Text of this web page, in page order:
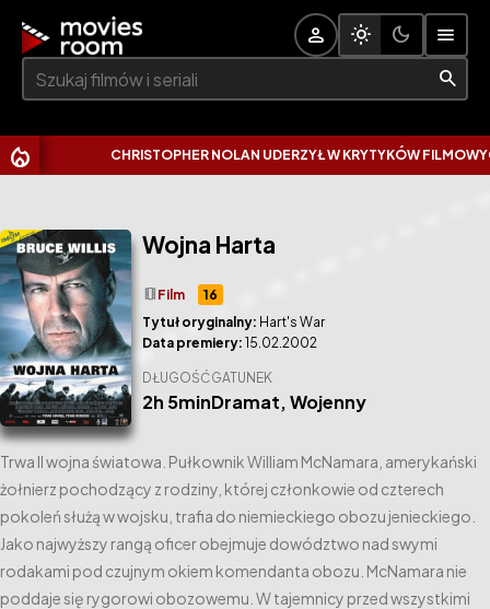
Szukaj:
CHRISTOPHER NOLAN UDERZYŁ W KRYTYKÓW FILMOWYCH.
Wojna Harta
16
theaters Film
Tytuł oryginalny: Hart's War
Data premiery: 15.02.2002
Trwa II wojna światowa. Pułkownik William McNamara, amerykański
żołnierz pochodzący z rodziny, której członkowie od czterech
pokoleń służą w wojsku, trafia do niemieckiego obozu jenieckiego.
Jako najwyższy rangą oficer obejmuje dowództwo nad swymi
rodakami pod czujnym okiem komendanta obozu. McNamara nie
poddaje się rygorowi obozowemu. W tajemnicy przed wszystkimi
DŁUGOŚĆ
2h 5min
GATUNEK
Dramat,Wojenny